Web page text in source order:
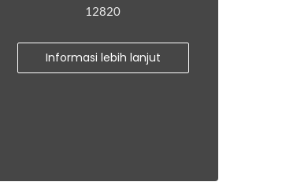
12820
Informasi lebih lanjut